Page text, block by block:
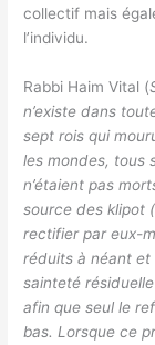
collectif mais
l’individu.
Rabbi Haim Vital (
n’existe dans
sept rois qui
les mondes, tous
n’étaient pas
source des klipot
rectifier par eux-
réduits à néant et
sainteté
afin que seul le
bas. Lorsque ce